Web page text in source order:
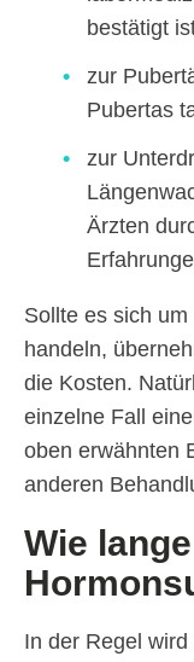
bestätigt
zur
Pubertas
zur
Ärzten
Sollte es sich
handeln,
die Kosten.
einzelne Fall
oben erwähnten
anderen
Wie
In der Regel